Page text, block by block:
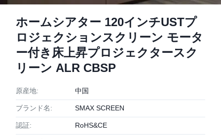
ホームシアター 120インチUSTプ
ロジェクションスクリーン モータ
ー付き床上昇プロジェクタースク
リーン ALR CBSP
原産地: 中国
ブランド名: SMAX SCREEN
認証: RoHS&CE